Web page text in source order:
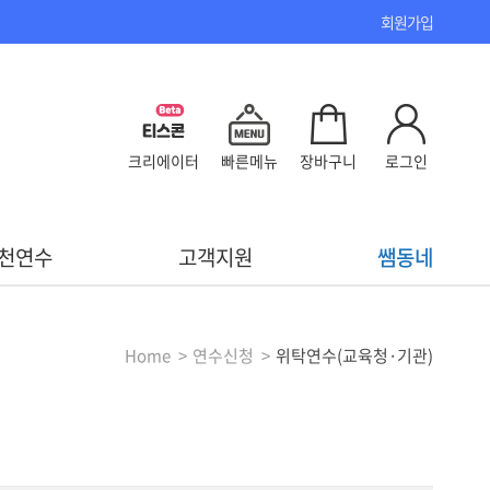
회원가입
크리에이터 빠른메뉴 장바구니 로그인
연수 고객지원 쌤동네
Home 연수신청 위탁연수(교육청·기관)